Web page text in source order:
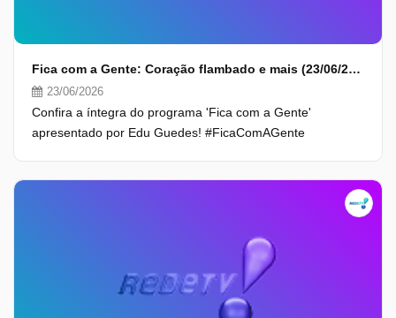
Fica com a Gente: Coração flambado e mais (23/06/26) | Completo
23/06/2026
Confira a íntegra do programa 'Fica com a Gente'
apresentado por Edu Guedes! #FicaComAGente